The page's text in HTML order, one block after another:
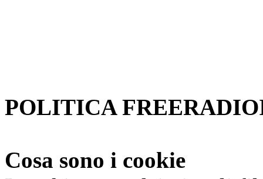
POLITICA
Cosa sono i cookie